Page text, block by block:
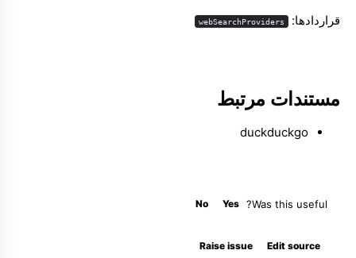
قراردادها: webSearchProviders
مستندات مرتبط
duckduckgo
Was this useful?
Yes
No
Edit source
Raise issue